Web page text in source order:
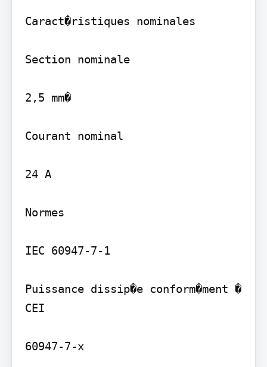
Caract�ristiques nominales
Section nominale
2,5 mm�
Courant nominal
24 A
Normes
IEC 60947-7-1
Puissance dissip�e conform�ment �
CEI
60947-7-x